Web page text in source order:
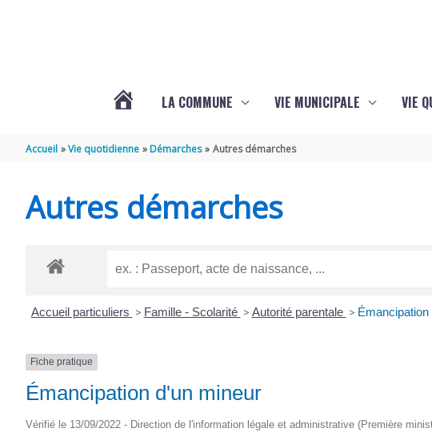
LA COMMUNE VIE MUNICIPALE VIE
Accueil Vie quotidienne Démarches Autres démarches
Autres démarches
Accueil particuliers > Famille - Scolarité > Autorité parentale >
Fiche pratique
Émancipation d'un mineur
Vérifié le 13/09/2022 - Direction de l'information légale et administrative (Première